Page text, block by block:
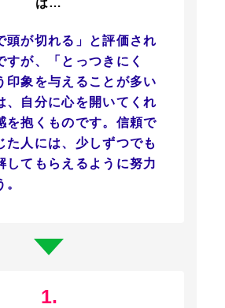
は…
頭が切れる」と評価され
すが、「とっつきにく
印象を与えることが多い
、自分に心を開いてくれ
を抱くものです。信頼で
た人には、少しずつでも
してもらえるように努力